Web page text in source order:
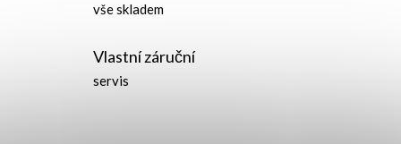
vše skladem
Vlastní záruční
servis